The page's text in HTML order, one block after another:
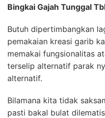
Bingkai Gajah Tunggal
Butuh dipertimbangkan
pemakaian kreasi garib
memakai fungsionalitas
terselip alternatif parak
alternatif.
Bilamana kita tidak
pasti bakal bulat